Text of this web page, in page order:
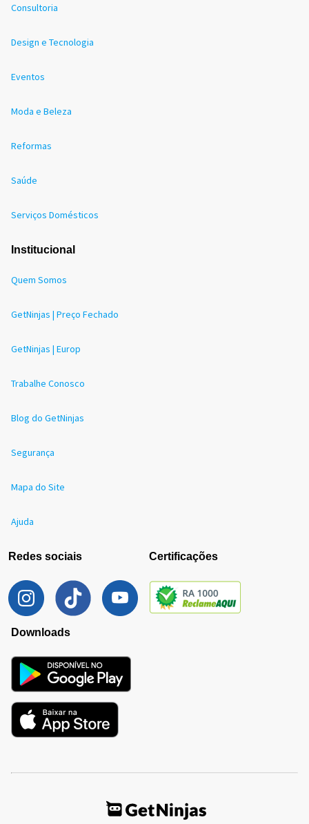
Consultoria
Design e Tecnologia
Eventos
Moda e Beleza
Reformas
Saúde
Serviços Domésticos
Institucional
Quem Somos
GetNinjas | Preço Fechado
GetNinjas | Europ
Trabalhe Conosco
Blog do GetNinjas
Segurança
Mapa do Site
Ajuda
Redes sociais Certificações
Downloads